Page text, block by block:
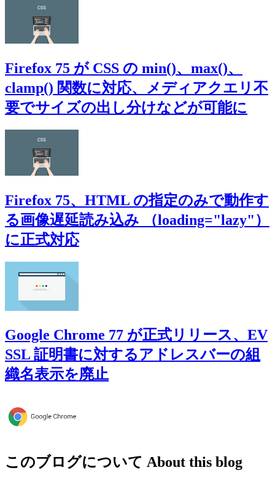
Firefox 75 が CSS の min()、max()、
clamp() 関数に対応、メディアクエリ不
要でサイズの出し分けなどが可能に
Firefox 75、HTML の指定のみで動作す
る画像遅延読み込み （loading="lazy"）
に正式対応
Google Chrome 77 が正式リリース、EV
SSL 証明書に対するアドレスバーの組
織名表示を廃止
このブログについて About this blog